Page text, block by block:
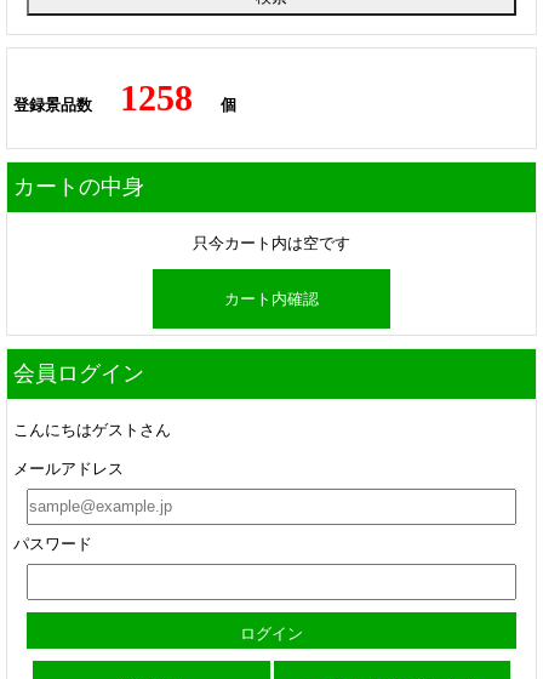
登録景品数 1258 個
カートの中身
只今カート内は空です
カート内確認
会員ログイン
こんにちはゲストさん
メールアドレス
パスワード